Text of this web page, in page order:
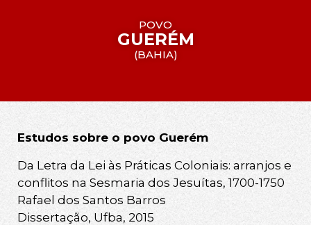
POVO
GUERÉM
(BAHIA)
Estudos sobre o povo Guerém
Da Letra da Lei às Práticas Coloniais: arranjos e
conflitos na Sesmaria dos Jesuítas, 1700-1750
Rafael dos Santos Barros
Dissertação, Ufba, 2015